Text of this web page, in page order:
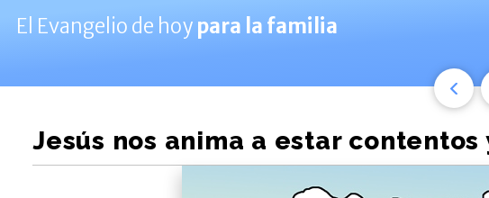
El Evangelio de hoy para la familia
Jesús nos anima a estar